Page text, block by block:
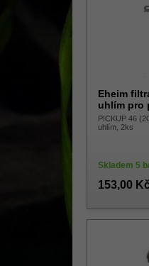
Eheim
uhlím pro
PICKUP 46
uhlím, 2ks
Skladem 5
153,00